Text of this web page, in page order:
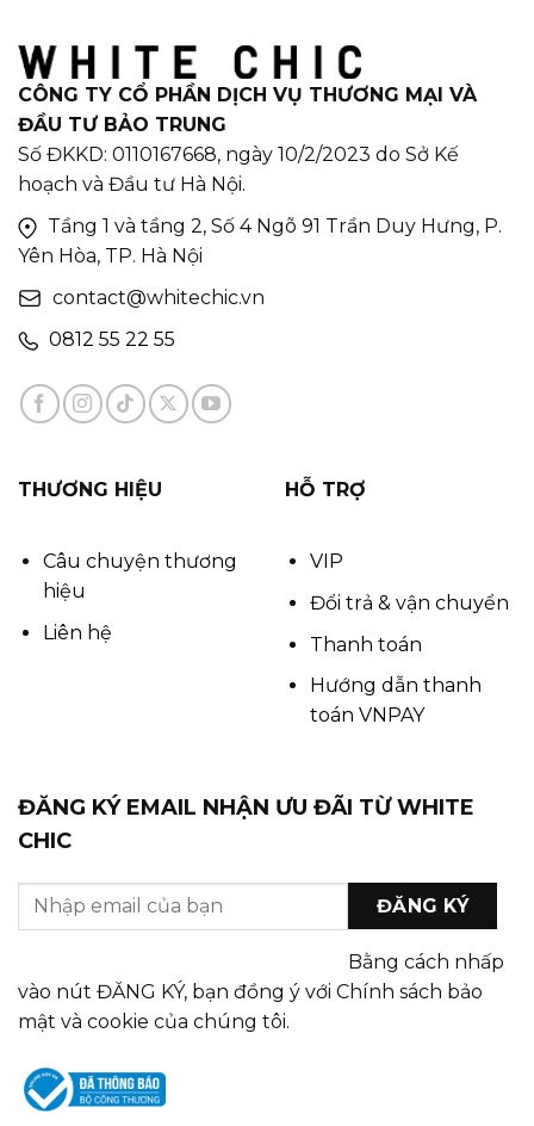
CÔNG TY CỔ PHẦN DỊCH VỤ THƯƠNG MẠI VÀ
ĐẦU TƯ BẢO TRUNG
Số ĐKKD: 0110167668, ngày 10/2/2023 do Sở Kế
hoạch và Đầu tư Hà Nội.
Tầng 1 và tầng 2, Số 4 Ngõ 91 Trần Duy Hưng, P.
Yên Hòa, TP. Hà Nội
contact@whitechic.vn
0812 55 22 55
THƯƠNG HIỆU
Câu chuyện thương
hiệu
Liên hệ
HỖ TRỢ
VIP
Đổi trả & vận chuyển
Thanh toán
Hướng dẫn thanh
toán VNPAY
ĐĂNG KÝ EMAIL NHẬN ƯU ĐÃI TỪ WHITE
CHIC
Bằng cách nhấp
vào nút ĐĂNG KÝ, bạn đồng ý với Chính sách bảo
mật và cookie của chúng tôi.